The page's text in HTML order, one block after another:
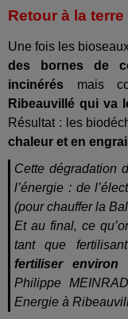
Retour à la terre
Une fois les
des bornes de
incinérés mais
Ribeauvillé qui va
Résultat : les
chaleur et en
Cette dégradation
l’énergie : de
(pour chauffer la
Et au final, ce
tant que
fertiliser
Philippe
Energie à